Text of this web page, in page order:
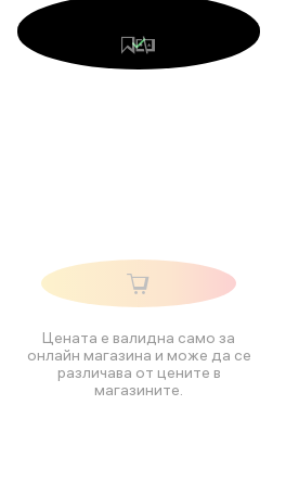
Цената е валидна само за
онлайн магазина и може да се
различава от цените в
магазините.